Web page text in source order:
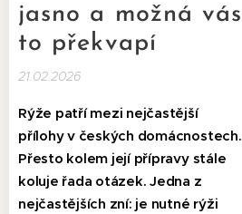
jasno a možná vás
to překvapí
21.02.2026
Rýže patří mezi nejčastější
přílohy v českých domácnostech.
Přesto kolem její přípravy stále
koluje řada otázek. Jedna z
nejčastějších zní: je nutné rýži